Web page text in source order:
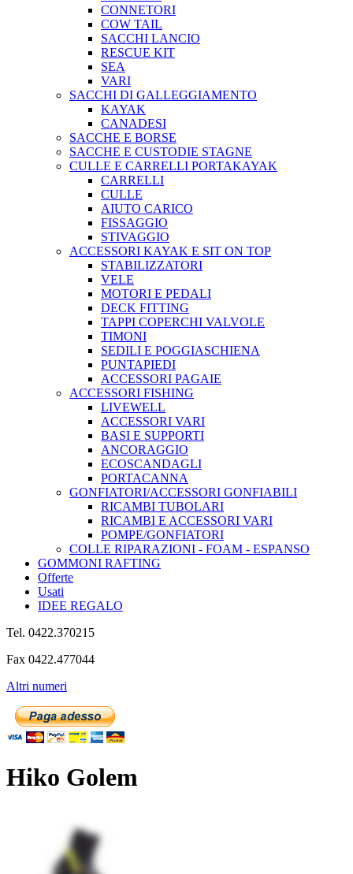
CONNETORI
COW TAIL
SACCHI LANCIO
RESCUE KIT
SEA
VARI
SACCHI DI GALLEGGIAMENTO
KAYAK
CANADESI
SACCHE E BORSE
SACCHE E CUSTODIE STAGNE
CULLE E CARRELLI PORTAKAYAK
CARRELLI
CULLE
AIUTO CARICO
FISSAGGIO
STIVAGGIO
ACCESSORI KAYAK E SIT ON TOP
STABILIZZATORI
VELE
MOTORI E PEDALI
DECK FITTING
TAPPI COPERCHI VALVOLE
TIMONI
SEDILI E POGGIASCHIENA
PUNTAPIEDI
ACCESSORI PAGAIE
ACCESSORI FISHING
LIVEWELL
ACCESSORI VARI
BASI E SUPPORTI
ANCORAGGIO
ECOSCANDAGLI
PORTACANNA
GONFIATORI/ACCESSORI GONFIABILI
RICAMBI TUBOLARI
RICAMBI E ACCESSORI VARI
POMPE/GONFIATORI
COLLE RIPARAZIONI - FOAM - ESPANSO
GOMMONI RAFTING
Offerte
Usati
IDEE REGALO
Tel. 0422.370215
Fax 0422.477044
Altri numeri
Hiko Golem